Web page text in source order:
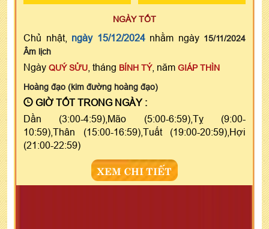
NGÀY TỐT
Chủ nhật, ngày 15/12/2024nhằm ngày 15/11/2024
Âm lịch
Ngày QUÝ SỬU , tháng BÍNH TÝ, năm GIÁP THÌN
Hoàng đạo (kim đường hoàng đạo)
GIỜ TỐT TRONG NGÀY :
Dần (3:00-4:59),Mão (5:00-6:59),Tỵ (9:00-
10:59),Thân (15:00-16:59),Tuất (19:00-20:59),Hợi
(21:00-22:59)
XEM CHI TIẾT